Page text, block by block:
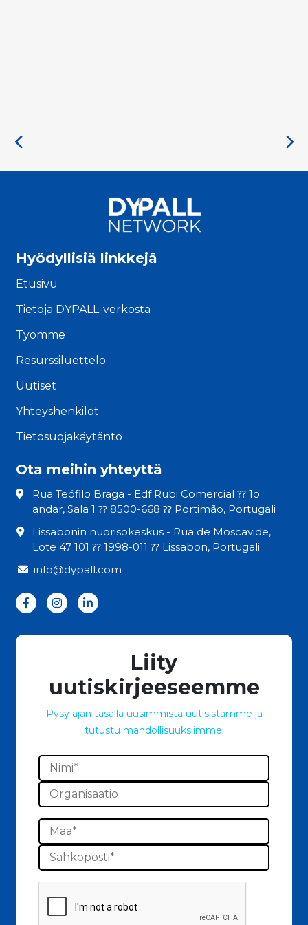
Hyödyllisiä linkkejä
Etusivu
Tietoja DYPALL-verkosta
Työmme
Resurssiluettelo
Uutiset
Yhteyshenkilöt
Tietosuojakäytäntö
Ota meihin yhteyttä
Rua Teófilo Braga - Edf Rubi Comercial ⁇ 1o
andar, Sala 1 ⁇ 8500-668 ⁇ Portimão, Portugali
Lissabonin nuorisokeskus - Rua de Moscavide,
Lote 47 101 ⁇ 1998-011 ⁇ Lissabon, Portugali
info@dypall.com
Liity
uutiskirjeeseemme
Pysy ajan tasalla uusimmista uutisistamme ja
tutustu mahdollisuuksiimme.